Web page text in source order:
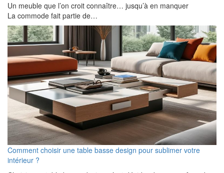
Un meuble que l’on croit connaître… jusqu’à en manquer
La commode fait partie de…
Comment choisir une table basse design pour sublimer votre
intérieur ?